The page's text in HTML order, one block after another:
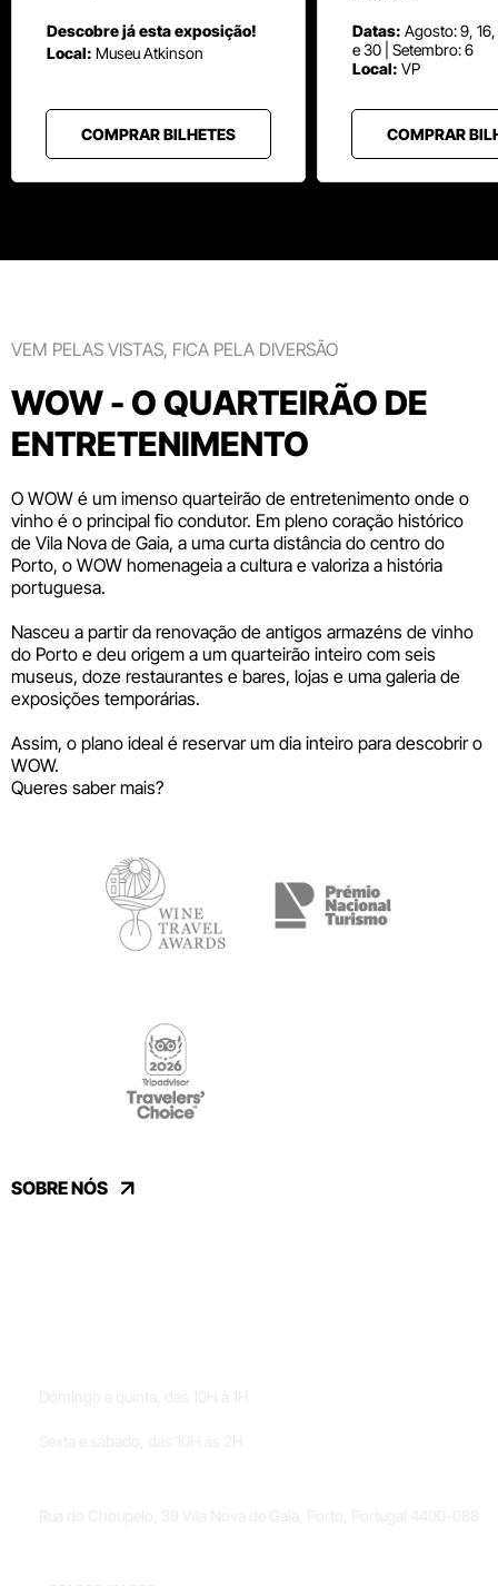
Descobre já esta exposição!
Local: MuseuAtkinson
COMPRAR BILHETES
Datas: Agosto: 9,
e 30 | Setembro: 6
Local: VP
COMPRAR
VEM PELAS VISTAS, FICA PELA DIVERSÃO
WOW - O QUARTEIRÃO DE
ENTRETENIMENTO
O WOW é um imenso quarteirão de entretenimento onde o
vinho é o principal fio condutor. Em pleno coração histórico
de Vila Nova de Gaia, a uma curta distância do centro do
Porto, o WOW homenageia a cultura e valoriza a história
portuguesa.
Nasceu a partir da renovação de antigos armazéns de vinho
do Porto e deu origem a um quarteirão inteiro com seis
museus, doze restaurantes e bares, lojas e uma galeria de
exposições temporárias.
Assim, o plano ideal é reservar um dia inteiro para descobrir o
WOW.
Queres saber mais?
SOBRE NÓS